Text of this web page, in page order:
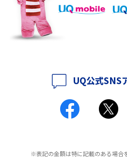
2016年8月(12)
2016年7月(7)
2016年4月(3)
2015年12月(8)
持ち運びできるポケット型Wi-Fiのおススメ
ットも紹介
ポケット型Wi-Fiとは？通信の仕組みやメリ
工事不要！置くだけWi-Fiの特徴は？メリッ
UQ公式SNS
※表記の金額は特に記載のある場合